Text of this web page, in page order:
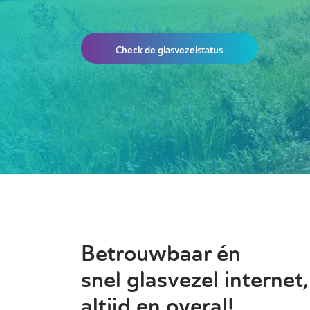
Check de glasvezelstatus
Betrouwbaar én
snel glasvezel internet,